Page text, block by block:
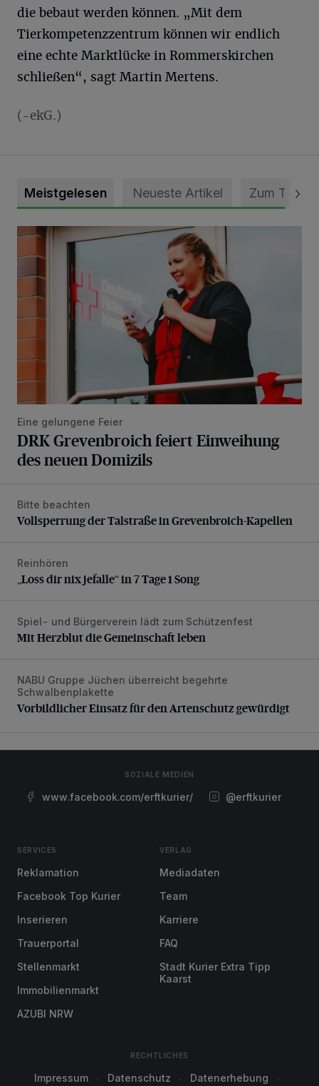
die bebaut werden können. „Mit dem
Tierkompetenzzentrum können wir endlich
eine echte Marktlücke in Rommerskirchen
schließen“, sagt Martin Mertens.
(-ekG.)
Meistgelesen Neueste Artikel Zum Thema
DRK Grevenbroich feiert Einweihung des neuen Domizils
Eine gelungene Feier
DRK Grevenbroich feiert Einweihung
des neuen Domizils
Vollsperrung der Talstraße in Grevenbroich-Kapellen
Bitte beachten
Vollsperrung der Talstraße in Grevenbroich-Kapellen
„Loss dir nix jefalle“ in 7 Tage 1 Song
Reinhören
„Loss dir nix jefalle“ in 7 Tage 1 Song
Mit Herzblut die Gemeinschaft leben
Spiel- und Bürgerverein lädt zum Schützenfest
Mit Herzblut die Gemeinschaft leben
Vorbildlicher Einsatz für den Artenschutz gewürdigt
NABU Gruppe Jüchen überreicht begehrte
Schwalbenplakette
Vorbildlicher Einsatz für den Artenschutz gewürdigt
SOZIALE MEDIEN
www.facebook.com/erftkurier/ @erftkurier
SERVICES
Reklamation
Facebook Top Kurier
Inserieren
Trauerportal
Stellenmarkt
Immobilienmarkt
AZUBI NRW
VERLAG
Mediadaten
Team
Karriere
FAQ
Stadt Kurier Extra Tipp
Kaarst
RECHTLICHES
Impressum Datenschutz Datenerhebung